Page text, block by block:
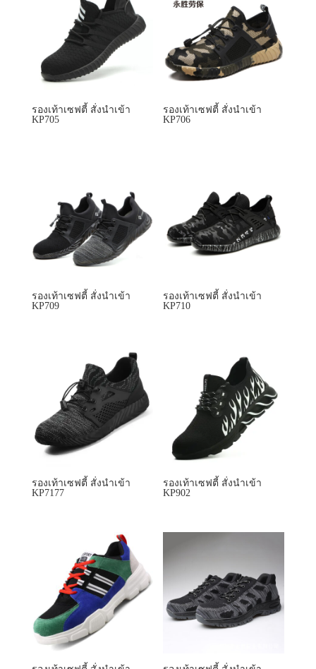
รองเท้าเซฟตี้ สั่งนำเข้า
KP705
รองเท้าเซฟตี้ สั่งนำเข้า
KP706
รองเท้าเซฟตี้ สั่งนำเข้า
KP709
รองเท้าเซฟตี้ สั่งนำเข้า
KP710
รองเท้าเซฟตี้ สั่งนำเข้า
KP7177
รองเท้าเซฟตี้ สั่งนำเข้า
KP902